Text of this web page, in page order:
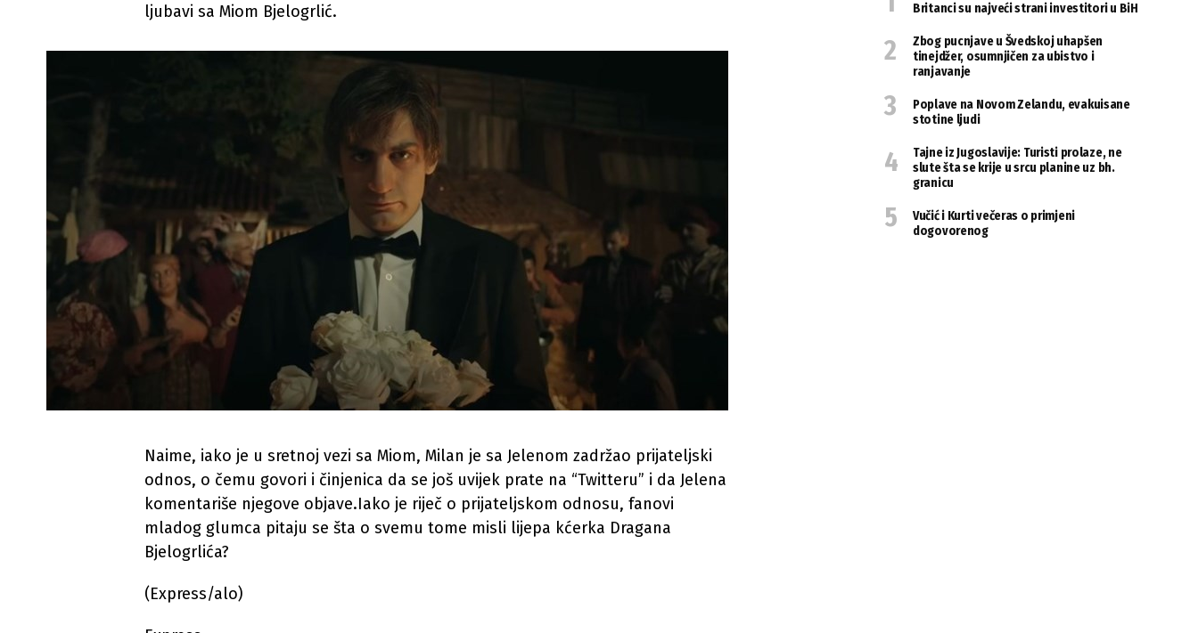
ljubavi sa Miom Bjelogrlić.
Naime, iako je u sretnoj vezi sa Miom, Milan je sa Jelenom zadržao prijateljski
odnos, o čemu govori i činjenica da se još uvijek prate na “Twitteru” i da Jelena
komentariše njegove objave.Iako je riječ o prijateljskom odnosu, fanovi
mladog glumca pitaju se šta o svemu tome misli lijepa kćerka Dragana
Bjelogrlića?
(Express/alo)
Britanci su najveći strani investitori u BiH
Zbog pucnjave u Švedskoj uhapšen
tinejdžer, osumnjičen za ubistvo i
ranjavanje
Poplave na Novom Zelandu, evakuisane
stotine ljudi
Tajne iz Jugoslavije: Turisti prolaze, ne
slute šta se krije u srcu planine uz bh.
granicu
Vučić i Kurti večeras o primjeni
dogovorenog